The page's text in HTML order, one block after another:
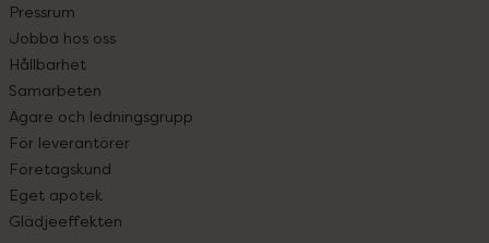
Pressrum
Jobba hos oss
Hållbarhet
Samarbeten
Ägare och ledningsgrupp
För leverantörer
Företagskund
Eget apotek
Glädjeeffekten